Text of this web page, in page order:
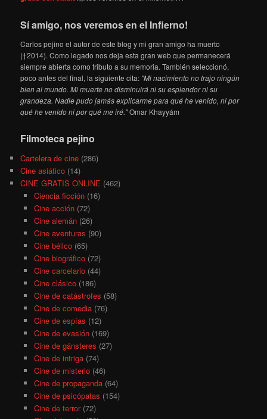
Sí amigo, nos veremos en el Infierno!
Carlos pejino el autor de este blog y mi gran amigo ha muerto
(†2014). Como legado nos deja esta gran web que permanecerá
siempre abierta como tributo a su memoria. También seleccionó,
poco antes del final, la siguiente cita: "Mi nacimiento no trajo ningún
bien al mundo. Mi muerte no disminuirá ni su esplendor ni su
grandeza. Nadie pudo jamás explicarme para qué he venido, ni por
qué he venido ni por qué me iré."Omar Khayyám
Filmoteca pejino
Cartelera de cine (286)
Cine asiático (14)
CINE GRATIS ONLINE (462)
Ciencia ficción(16)
Cine acción(72)
Cine alemán(26)
Cine aventuras (90)
Cine bélico(65)
Cine biográfico(72)
Cine carcelario(44)
Cine clásico(186)
Cine de catástrofes (58)
Cine de comedia(76)
Cine de espías (12)
Cine de evasión(169)
Cine de gánsteres (27)
Cine de intriga(74)
Cine de misterio(46)
Cine de propaganda(64)
Cine de psicópatas (154)
Cine de terror(72)